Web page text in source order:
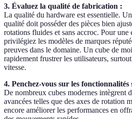
3. Évaluez la qualité de fabrication :
La qualité du hardware est essentielle.
qualité doit posséder des pièces bien
rotations fluides et sans accroc. Pour une
privilégiez les modèles de marques
preuves dans le domaine. Un cube de
rapidement frustrer les utilisateurs,
vitesse.
4. Penchez-vous sur les
De nombreux cubes modernes intègrent
avancées telles que des axes de rotation
encore améliorer les performances en